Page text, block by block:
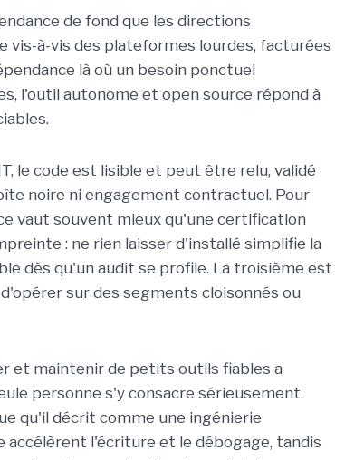
de fond que les directions
vis-à-vis des plateformes lourdes, facturées
là où un besoin ponctuel
l'outil autonome et open source répond à
le code est lisible et peut être relu, validé
noire ni engagement contractuel. Pour
vaut souvent mieux qu'une certification
: ne rien laisser d'installé simplifie la
dès qu'un audit se profile. La troisième est
sur des segments cloisonnés ou
et maintenir de petits outils fiables a
personne s'y consacre sérieusement.
qu'il décrit comme une ingénierie
accélèrent l'écriture et le débogage, tandis